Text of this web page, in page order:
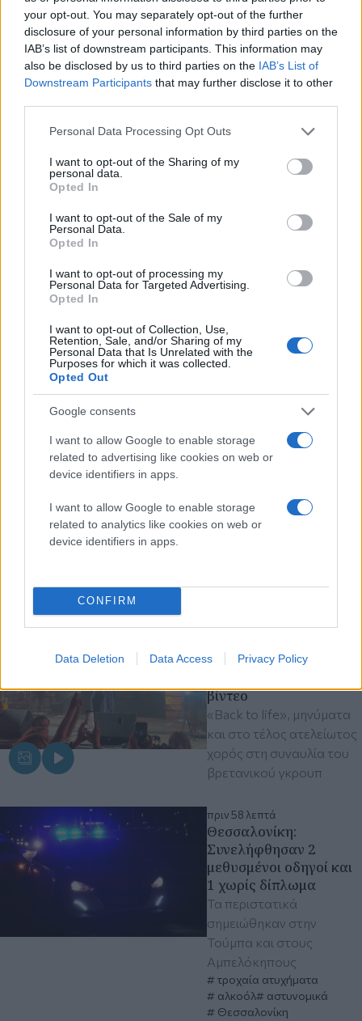
your opt-out. You may separately opt-out of the further
disclosure of your personal information by third parties on the
IAB’s list of downstream participants. This information may
also be disclosed by us to third parties on the IAB’s List of
Downstream Participants that may further disclose it to other
Please note that this website/app uses one or more Google
not limited to your visit or usage behaviour. You may click to
grant or deny consent to Google and its third-party tags to
use your data for below specified purposes in below Google
consent section.
Personal Data Processing Opt Outs
I want to opt-out of the Sharing of my
personal data.
Opted In
I want to opt-out of the Sale of my
Personal Data.
Opted In
I want to opt-out of processing my
Personal Data for Targeted Advertising.
Opted In
I want to opt-out of Collection, Use,
Retention, Sale, and/or Sharing of my
Personal Data that Is Unrelated with the
Purposes for which it was collected.
Opted Out
Google consents
I want to allow Google to enable storage
related to advertising like cookies on web or
device identifiers in apps.
I want to allow Google to enable storage
related to analytics like cookies on web or
device identifiers in apps.
CONFIRM
Data Deletion Data Access Privacy Policy
πριν 29 λεπτά
Θεσσαλονίκη:
δήμο Νεάπολης-
Συκεών
παραβατικότητας των
ανηλίκων και της
ανήλικοι
UPDATED
Το πάρτι των Soul II
βίντεο
«Back to life», μηνύματα
και στο τέλος ατελείωτος
χορός στη συναυλία του
βρετανικού γκρουπ
πριν 58 λεπτά
Θεσσαλονίκη:
Συνελήφθησαν 2
μεθυσμένοι οδηγοί και
1 χωρίς δίπλωμα
Τα περιστατικά
σημειώθηκαν στην
Τούμπα και στους
Αμπελόκηπους
τροχαία ατυχήματα
αλκοόλ
αστυνομικά
Θεσσαλονίκη